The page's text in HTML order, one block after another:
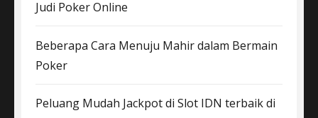
Judi Poker Online
Beberapa Cara Menuju Mahir dalam Bermain
Poker
Peluang Mudah Jackpot di Slot IDN terbaik di